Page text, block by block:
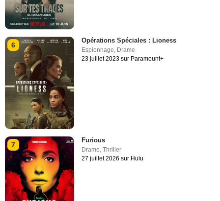
6
Opérations Spéciales : Lioness
Espionnage, Drame
23 juillet 2023 sur Paramount+
7
Furious
Drame ,Thriller
27 juillet 2026 sur Hulu